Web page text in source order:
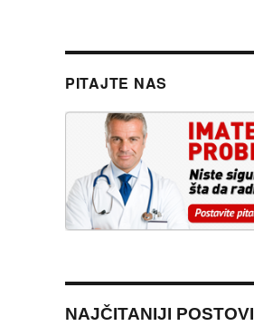
PITAJTE NAS
NAJČITANIJI POSTOVI